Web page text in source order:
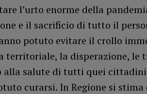
l’urto enorme della
e il sacrificio di tutto il
potuto evitare il crollo
territoriale, la disperazione, le
alla salute di tutti quei
curarsi. In Regione si